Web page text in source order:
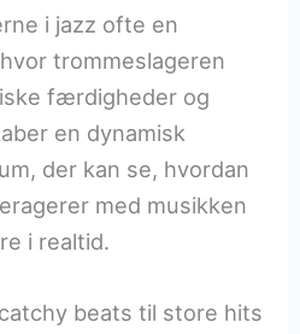
i jazz ofte en
trommeslageren
færdigheder og
en dynamisk
der kan se, hvordan
med musikken
i realtid.
beats til store hits